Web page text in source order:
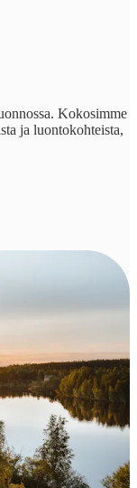
Kokosimme
ja luontokohteista,